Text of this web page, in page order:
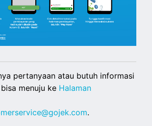
pertanyaan atau butuh informasi
menuju ke Halaman
.